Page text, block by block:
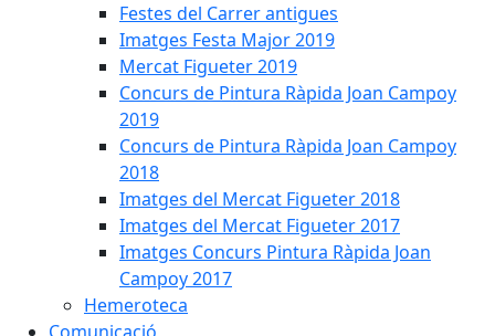
Festes del Carrer antigues
Imatges Festa Major 2019
Mercat Figueter 2019
Concurs de Pintura Ràpida Joan Campoy
2019
Concurs de Pintura Ràpida Joan Campoy
2018
Imatges del Mercat Figueter 2018
Imatges del Mercat Figueter 2017
Imatges Concurs Pintura Ràpida Joan
Campoy 2017
Hemeroteca